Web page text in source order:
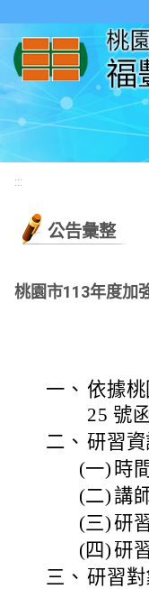
:::
公告彙整
桃園市113年度加
一、 依據
25 號
二、 研習資
(一) 時
(二)講
(三)研
(四)研
三、 研習